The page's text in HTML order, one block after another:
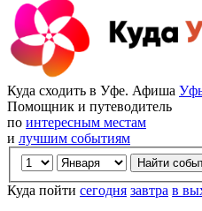
Куда сходить в Уфе. Афиша
Помощник и путеводитель
по интересным местам
и лучшим событиям
Куда пойти сегодня завтра в